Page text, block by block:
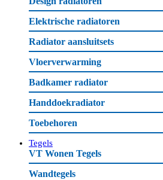
Elektrische radiatoren
Radiator aansluitsets
Vloerverwarming
Badkamer radiator
Handdoekradiator
Toebehoren
Tegels
VT Wonen Tegels
Wandtegels